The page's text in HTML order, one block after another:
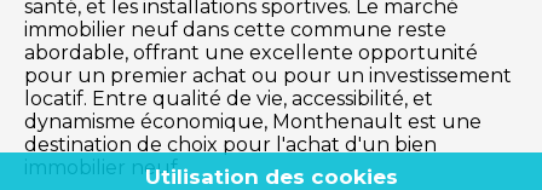
santé, et les installations sportives. Le marché
immobilier neuf dans cette commune reste
abordable, offrant une excellente opportunité
pour un premier achat ou pour un investissement
locatif. Entre qualité de vie, accessibilité, et
dynamisme économique, Monthenault est une
destination de choix pour l'achat d'un bien
immobilier neuf.Utilisation des cookies